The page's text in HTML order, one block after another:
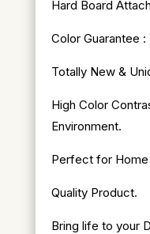
Hard Board
Color Guarantee
Totally New &
High Color
Environment.
Perfect for
Quality Product.
Bring life to your